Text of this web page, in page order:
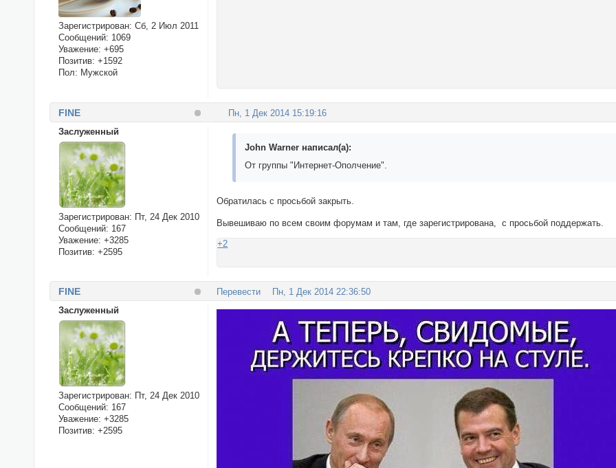
Зарегистрирован: Сб, 2 Июл 2011
Сообщений: 1069
Уважение: +695
Позитив: +1592
Пол: Мужской
Пн, 1 Дек 2014 15:19:16
FINE
Заслуженный
Зарегистрирован: Пт, 24 Дек 2010
Сообщений: 167
Уважение: +3285
Позитив: +2595
John Warner написал(а):
От группы "Интернет-Ополчение".
Обратилась с просьбой закрыть.
Вывешиваю по всем своим форумам и там, где зарегистрирована, с просьбой поддержать.
+2
Перевести Пн, 1 Дек 2014 22:36:50
FINE
Заслуженный
Зарегистрирован: Пт, 24 Дек 2010
Сообщений: 167
Уважение: +3285
Позитив: +2595